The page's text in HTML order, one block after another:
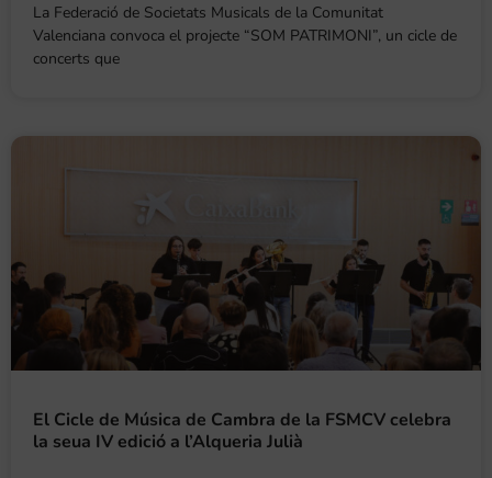
La Federació de Societats Musicals de la Comunitat
Valenciana convoca el projecte “SOM PATRIMONI”, un cicle de
concerts que
El Cicle de Música de Cambra de la FSMCV celebra
la seua IV edició a l’Alqueria Julià